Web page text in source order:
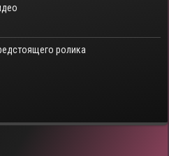
ролика